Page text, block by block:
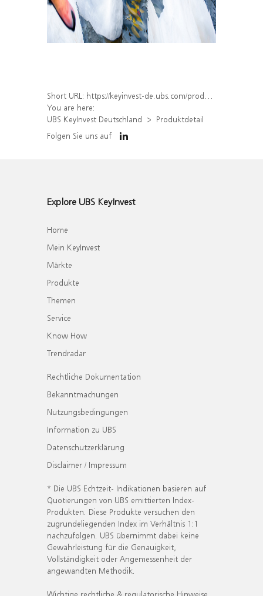
Short URL: https://keyinvest-de.ubs.com/produkt/detail/index/isin/DE000WA5TL57
You are here:
UBS KeyInvest Deutschland
Produktdetail
Folgen Sie uns auf
Explore UBS KeyInvest
Home
Mein KeyInvest
Märkte
Produkte
Themen
Service
Know How
Trendradar
Rechtliche Dokumentation
Bekanntmachungen
Nutzungsbedingungen
Information zu UBS
Datenschutzerklärung
Disclaimer / Impressum
* Die UBS Echtzeit- Indikationen basieren auf
Quotierungen von UBS emittierten Index-
Produkten. Diese Produkte versuchen den
zugrundeliegenden Index im Verhältnis 1:1
nachzufolgen. UBS übernimmt dabei keine
Gewährleistung für die Genauigkeit,
Vollständigkeit oder Angemessenheit der
angewandten Methodik.